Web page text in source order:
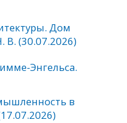
Дом
В. (30.07.2026)
Энгельса.
в